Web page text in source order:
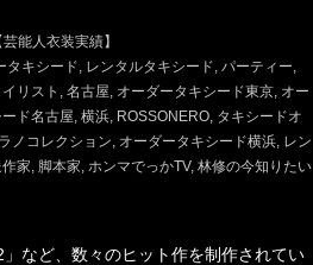
芸能人衣装実績】
タキシード レンタルタキシード パーティー
リスト 名古屋 オーダータキシード東京 オー
ド名古屋 横浜 ROSSONERO タキシードオ
ノコレクション オーダータキシード横浜 レン
家 脚本家 ホンマでっかTV 林修の今知りたい
など、数々のヒット作を制作されてい